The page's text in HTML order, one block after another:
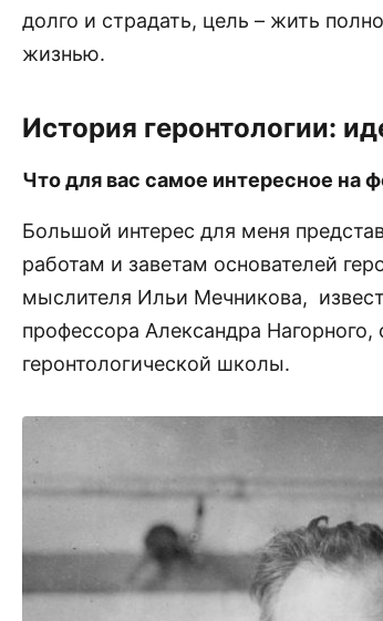
долго и страдать, цель – жить
жизнью.
История геронтологии:
Что для вас самое интересное на
Большой интерес для меня
работам и заветам основателей
мыслителя Ильи Мечникова,
профессора Александра Нагорного,
геронтологической школы.